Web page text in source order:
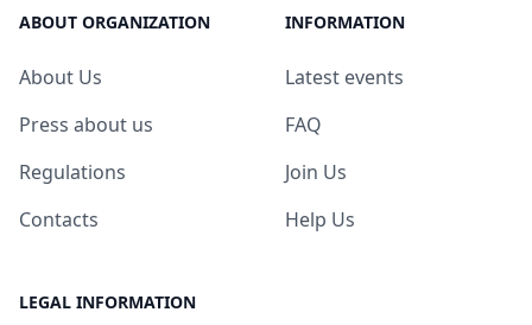
ABOUT ORGANIZATION
About Us
Press about us
Regulations
Contacts
INFORMATION
Latest events
FAQ
Join Us
Help Us
LEGAL INFORMATION